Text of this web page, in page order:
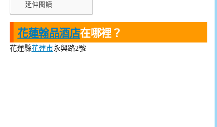
延伸閱讀
花蓮翰品酒店在哪裡？
花蓮縣花蓮市永興路2號